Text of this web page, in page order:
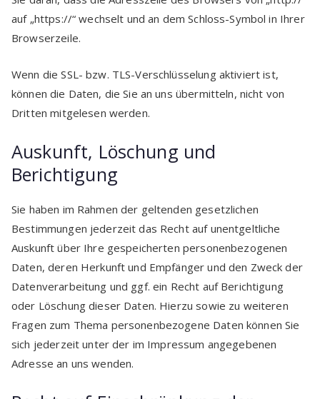
auf „https://“ wechselt und an dem Schloss-Symbol in Ihrer
Browserzeile.
Wenn die SSL- bzw. TLS-Verschlüsselung aktiviert ist,
können die Daten, die Sie an uns übermitteln, nicht von
Dritten mitgelesen werden.
Auskunft, Löschung und
Berichtigung
Sie haben im Rahmen der geltenden gesetzlichen
Bestimmungen jederzeit das Recht auf unentgeltliche
Auskunft über Ihre gespeicherten personenbezogenen
Daten, deren Herkunft und Empfänger und den Zweck der
Datenverarbeitung und ggf. ein Recht auf Berichtigung
oder Löschung dieser Daten. Hierzu sowie zu weiteren
Fragen zum Thema personenbezogene Daten können Sie
sich jederzeit unter der im Impressum angegebenen
Adresse an uns wenden.